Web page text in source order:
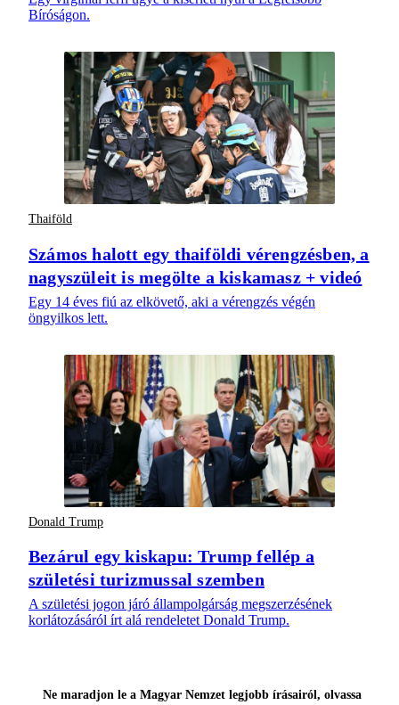
Bíróságon.
Thaiföld
Számos halott egy thaiföldi vérengzésben, a
nagyszüleit is megölte a kiskamasz + videó
Egy 14 éves fiú az elkövető, aki a vérengzés végén
öngyilkos lett.
Donald Trump
Bezárul egy kiskapu: Trump fellép a
születési turizmussal szemben
A születési jogon járó állampolgárság megszerzésének
korlátozásáról írt alá rendeletet Donald Trump.
Ne maradjon le a Magyar Nemzet legjobb írásairól, olvassa